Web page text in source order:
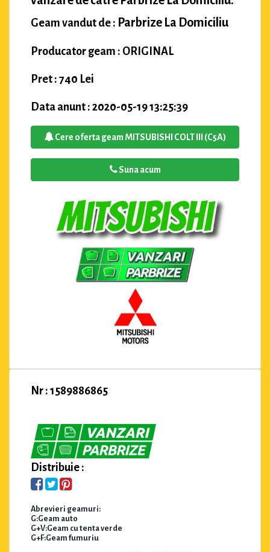
Geam vandut de : Parbrize La Domiciliu
Producator geam : ORIGINAL
Pret : 740 Lei
Data anunt : 2020-05-19 13:25:39
Cere oferta geam MITSUBISHI COLT III (C5A)
Suna acum
Nr : 1589886865
Distribuie :
Abrevieri geamuri:
G:Geam auto
G+V:Geam cu tenta verde
G+F:Geam fumuriu